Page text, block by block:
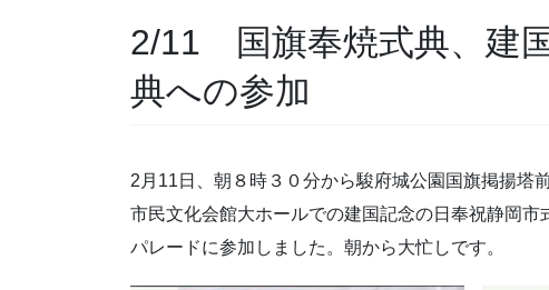
2/11 国旗奉焼式典、建
典への参加
2月11日、朝８時３０分から駿府城公園国旗掲揚塔
市民文化会館大ホールでの建国記念の日奉祝静岡
パレードに参加しました。朝から大忙しです。